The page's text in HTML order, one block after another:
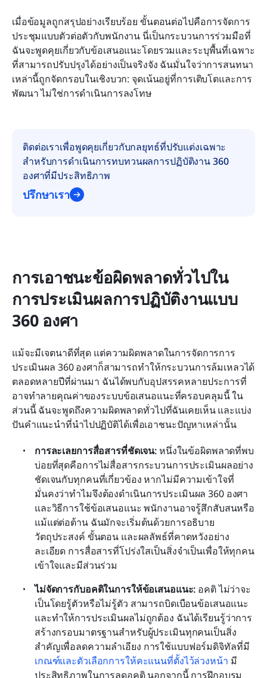
เมื่อข้อมูลถูกสรุปอย่างเรียบร้อย ขั้นตอนต่อไปคือการจัดการ
ประชุมแบบตัวต่อตัวกับพนักงาน นี่เป็นกระบวนการร่วมมือที่
ฉันจะพูดคุยเกี่ยวกับข้อเสนอแนะโดยรวมและระบุพื้นที่เฉพาะ
ที่สามารถปรับปรุงได้อย่างเป็นจริงจัง ฉันมั่นใจว่าการสนทนา
เหล่านี้ถูกจัดกรอบในเชิงบวก: จุดเน้นอยู่ที่การเติบโตและการ
พัฒนา ไม่ใช่การดำเนินการลงโทษ
ติดต่อเราเพื่อพูดคุยเกี่ยวกับกลยุทธ์ที่ปรับแต่งเฉพาะ
สำหรับการดำเนินการทบทวนผลการปฏิบัติงาน 360
องศาที่มีประสิทธิภาพ
ปรึกษาเรา
การเอาชนะข้อผิดพลาดทั่วไปใน
การประเมินผลการปฏิบัติงานแบบ
360 องศา
แม้จะมีเจตนาดีที่สุด แต่ความผิดพลาดในการจัดการการ
ประเมินผล 360 องศาก็สามารถทำให้กระบวนการล้มเหลวได้
ตลอดหลายปีที่ผ่านมา ฉันได้พบกับอุปสรรคหลายประการที่
อาจทำลายคุณค่าของระบบข้อเสนอแนะที่ครอบคลุมนี้ ใน
ส่วนนี้ ฉันจะพูดถึงความผิดพลาดทั่วไปที่ฉันเคยเห็น และแบ่ง
ปันคำแนะนำที่นำไปปฏิบัติได้เพื่อเอาชนะปัญหาเหล่านั้น
การละเลยการสื่อสารที่ชัดเจน: หนึ่งในข้อผิดพลาดที่พบ
บ่อยที่สุดคือการไม่สื่อสารกระบวนการประเมินผลอย่าง
ชัดเจนกับทุกคนที่เกี่ยวข้อง หากไม่มีความเข้าใจที่
มั่นคงว่าทำไมจึงต้องดำเนินการประเมินผล 360 องศา
และวิธีการใช้ข้อเสนอแนะ พนักงานอาจรู้สึกสับสนหรือ
แม้แต่ต่อต้าน ฉันมักจะเริ่มต้นด้วยการอธิบาย
วัตถุประสงค์ ขั้นตอน และผลลัพธ์ที่คาดหวังอย่าง
ละเอียด การสื่อสารที่โปร่งใสเป็นสิ่งจำเป็นเพื่อให้ทุกคน
เข้าใจและมีส่วนร่วม
ไม่จัดการกับอคติในการให้ข้อเสนอแนะ: อคติ ไม่ว่าจะ
เป็นโดยรู้ตัวหรือไม่รู้ตัว สามารถบิดเบือนข้อเสนอแนะ
และทำให้การประเมินผลไม่ถูกต้อง ฉันได้เรียนรู้ว่าการ
สร้างกรอบมาตรฐานสำหรับผู้ประเมินทุกคนเป็นสิ่ง
เกณฑ์และตัวเลือกการให้คะแนนที่ตั้งไว้ล่วงหน้า มี
ประสิทธิภาพในการลดอคติ นอกจากนี้ การฝึกอบรม